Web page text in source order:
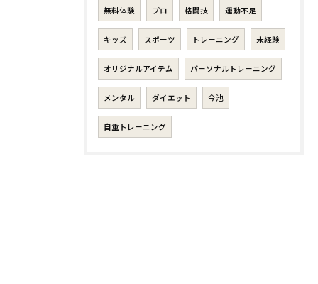
無料体験 プロ 格闘技 運動不足
キッズ スポーツ トレーニング 未経験
オリジナルアイテム パーソナルトレーニング
メンタル ダイエット 今池
自重トレーニング